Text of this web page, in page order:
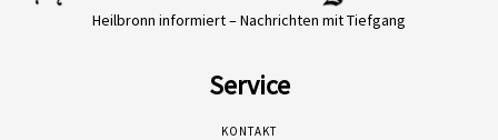
Heilbronn informiert – Nachrichten mit Tiefgang
Service
KONTAKT